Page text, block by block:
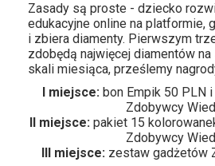
Zasady są proste - dziecko
edukacyjne online na platformie,
i zbiera diamenty. Pierwszym
zdobędą najwięcej diamentów
skali miesiąca, prześlemy
I miejsce:bon Empik 50 PLN
Zdobywcy
II miejsce:pakiet 15
Zdobywcy
III miejsce:zestaw gadżetów